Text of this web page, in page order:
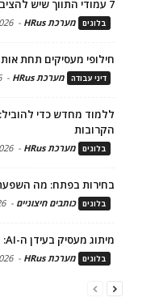
7 עמודי התווך שיש להציב בבסיס תהליך הגיוס ומיתוג המעסיק
בלוגים מערכת HRus -
חילופי מעסיקים תחת
דיני עבודה מערכת HRus -
ללמוד מחדש כדי
הקרובות
בלוגים מערכת HRus -
בחירות בפתח: מה
בלוגים כותבים חיצוניים -
מיתוג מעסיק בעידן ה-AI: המנוע הכלכלי של גיוס ושימור טלנטים
בלוגים מערכת HRus -